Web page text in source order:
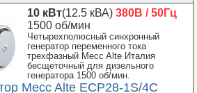
10 кВт(12.5 кВА)380В / 50Гц
1500 об/мин
Четырехполюсный синхронный
генератор переменного тока
трехфазный Mecc Alte Италия
бесщеточный для дизельного
генератора 1500 об/мин.
Mecc Alte ECP28-1S/4C